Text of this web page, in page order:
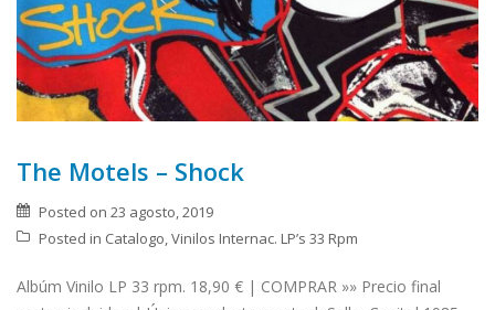
The Motels – Shock
Posted on 23 agosto, 2019
Posted in Catalogo,Vinilos Internac. LP’s 33 Rpm
Albúm Vinilo LP 33 rpm. 18,90 € | COMPRAR »» Precio final